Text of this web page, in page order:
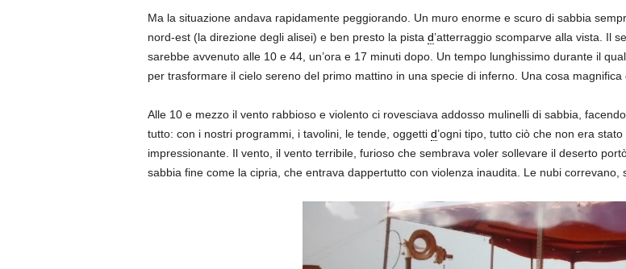
Ma la situazione andava rapidamente peggiorando. Un muro enorme e scuro di sabbia
nord-est (la direzione degli alisei) e ben presto la pista d’atterraggio scomparve alla vista. Il
sarebbe avvenuto alle 10 e 44, un’ora e 17 minuti dopo. Un tempo lunghissimo durante il
per trasformare il cielo sereno del primo mattino in una specie di inferno. Una cosa magnifica
Alle 10 e mezzo il vento rabbioso e violento ci rovesciava addosso mulinelli di sabbia,
tutto: con i nostri programmi, i tavolini, le tende, oggetti d’ogni tipo, tutto ciò che non era
impressionante. Il vento, il vento terribile, furioso che sembrava voler sollevare il deserto
sabbia fine come la cipria, che entrava dappertutto con violenza inaudita. Le nubi